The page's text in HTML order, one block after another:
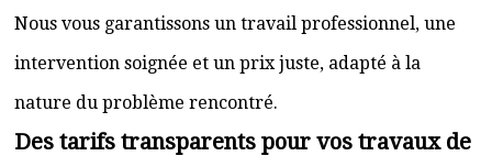
Nous vous garantissons un travail professionnel, une
intervention soignée et un prix juste, adapté à la
nature du problème rencontré.
Des tarifs transparents pour vos travaux de